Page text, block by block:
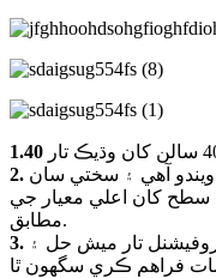
ويندو آهي ۽ سختي سان
سطح کان اعلي معيار جي
مطابق.
تار ميش حل ۽
فراهم ڪري سگهون ٿا